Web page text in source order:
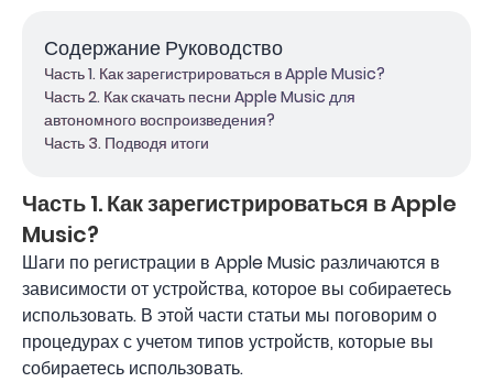
Содержание Руководство
Часть 1. Как зарегистрироваться в Apple Music?
Часть 2. Как скачать песни Apple Music для
автономного воспроизведения?
Часть 3. Подводя итоги
Часть 1. Как зарегистрироваться в Apple
Music?
Шаги по регистрации в Apple Music различаются в
зависимости от устройства, которое вы собираетесь
использовать. В этой части статьи мы поговорим о
процедурах с учетом типов устройств, которые вы
собираетесь использовать.